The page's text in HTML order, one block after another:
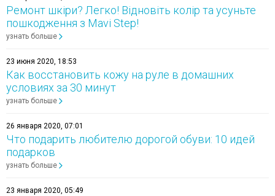
Ремонт шкіри? Легко! Відновіть колір та усуньте
пошкодження з Mavi Step!
узнать больше
23 июня 2020, 18:53
Как восстановить кожу на руле в домашних
условиях за 30 минут
узнать больше
26 января 2020, 07:01
Что подарить любителю дорогой обуви: 10 идей
подарков
узнать больше
23 января 2020, 05:49